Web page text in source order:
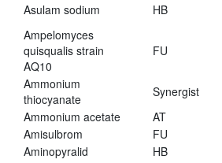
Asulam sodium HB
Ampelomyces
quisqualis strain
AQ10
FU
Ammonium
thiocyanate
Synergist
Ammonium acetate
AT
Amisulbrom
FU
Aminopyralid
HB